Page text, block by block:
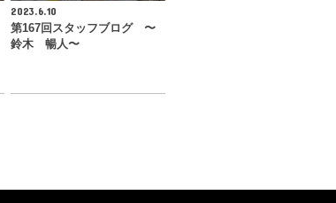
2023.6.10
第167回スタッフブログ 〜
鈴木 暢人〜